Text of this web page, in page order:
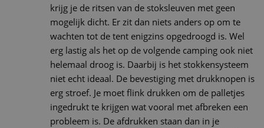
krijg je de ritsen van de stoksleuven met geen
mogelijk dicht. Er zit dan niets anders op om te
wachten tot de tent enigzins opgedroogd is. Wel
erg lastig als het op de volgende camping ook niet
helemaal droog is. Daarbij is het stokkensysteem
niet echt ideaal. De bevestiging met drukknopen is
erg stroef. Je moet flink drukken om de palletjes
ingedrukt te krijgen wat vooral met afbreken een
probleem is. De afdrukken staan dan in je